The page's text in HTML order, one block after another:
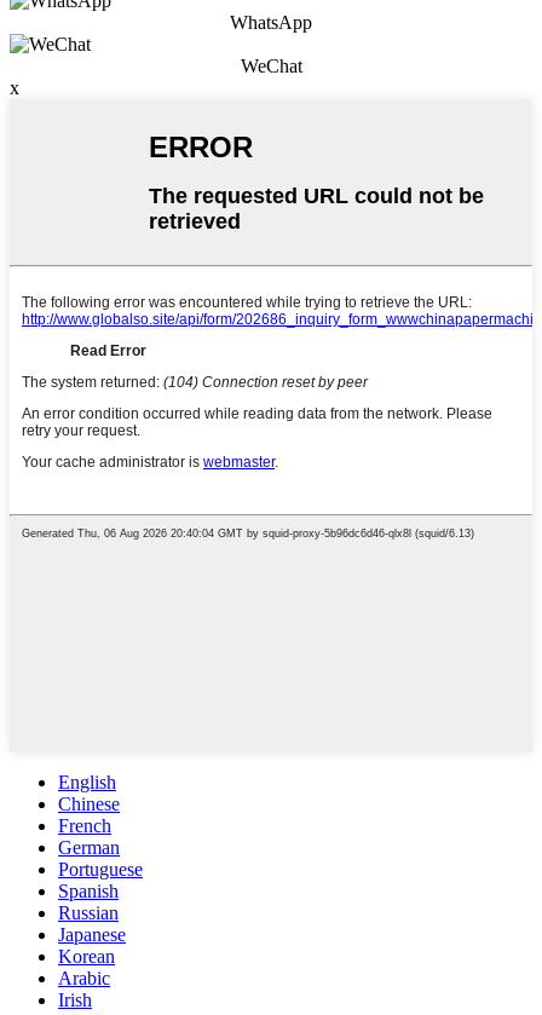
WhatsApp
WeChat
x
English
Chinese
French
German
Portuguese
Spanish
Russian
Japanese
Korean
Arabic
Irish